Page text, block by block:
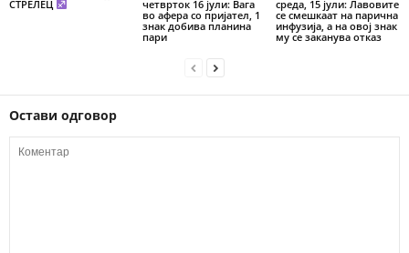
СТРЕЛЕЦ
четврток 16 јули: Вага
во афера со пријател, 1
знак добива планина
пари
среда, 15 јули: Лавовите
се смешкаат на парична
инфузија, а на овој знак
му се заканува отказ
Остави одговор